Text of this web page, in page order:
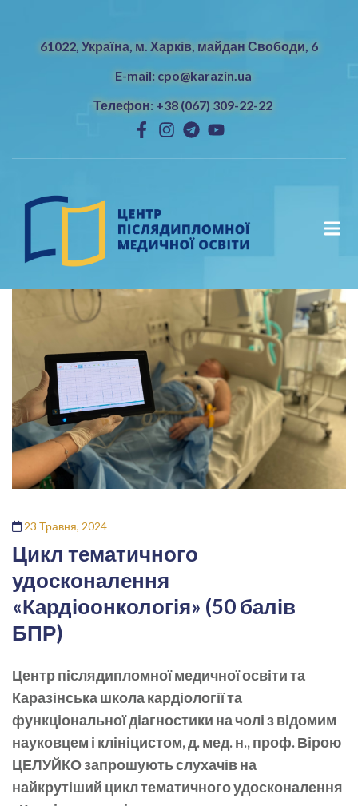
61022, Україна, м. Харків, майдан Свободи, 6
E-mail: cpo@karazin.ua
Телефон: +38 (067) 309-22-22
23 Травня, 2024
Цикл тематичного
удосконалення
«Кардіоонкологія» (50 балів
БПР)
Центр післядипломної медичної освіти та
Каразінська школа кардіології та
функціональної діагностики на чолі з відомим
науковцем і клініцистом, д. мед. н., проф. Вірою
ЦЕЛУЙКО запрошують слухачів на
найкрутіший цикл тематичного удосконалення